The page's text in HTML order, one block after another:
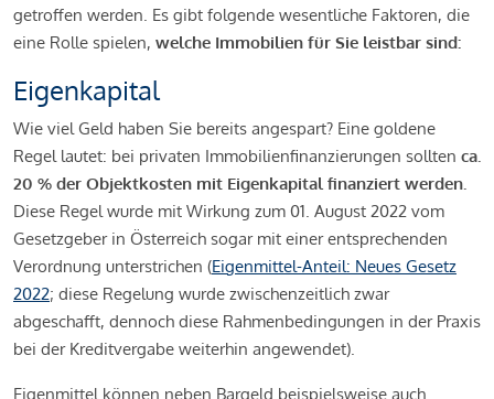
getroffen werden. Es gibt folgende wesentliche Faktoren, die
eine Rolle spielen, welche Immobilien für Sie leistbar sind:
Eigenkapital
Wie viel Geld haben Sie bereits angespart? Eine goldene
Regel lautet: bei privaten Immobilienfinanzierungen sollten ca.
20 % der Objektkosten mit Eigenkapital finanziert werden.
Diese Regel wurde mit Wirkung zum 01. August 2022 vom
Gesetzgeber in Österreich sogar mit einer entsprechenden
Verordnung unterstrichen (Eigenmittel-Anteil: Neues Gesetz
2022; diese Regelung wurde zwischenzeitlich zwar
abgeschafft, dennoch diese Rahmenbedingungen in der Praxis
bei der Kreditvergabe weiterhin angewendet).
Eigenmittel können neben Bargeld beispielsweise auch